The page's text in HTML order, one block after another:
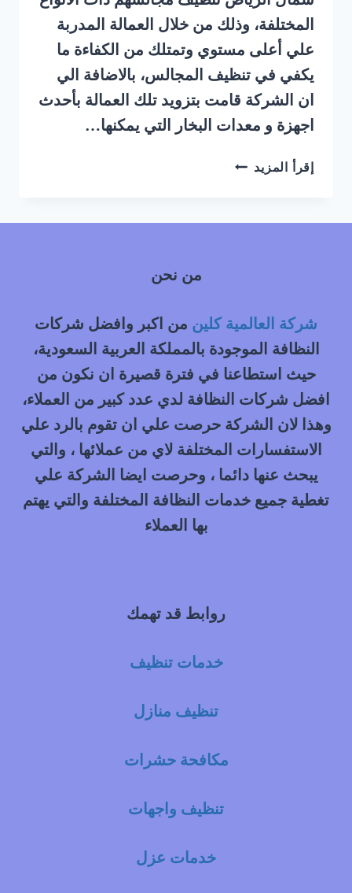
المختلفة، وذلك من خلال العمالة المدربة
علي أعلى مستوي وتمتلك من الكفاءة ما
يكفي في تنظيف المجالس، بالاضافة الي
ان الشركة قامت بتزويد تلك العمالة بأحدث
اجهزة و معدات البخار التي يمكنها…
إقرأ المزيد شركة
بالبخار
من نحن
شركة العالمية كلين من اكبر وافضل شركات
النظافة الموجودة بالمملكة العربية السعودية،
حيث استطاعنا في فترة قصيرة ان نكون من
افضل شركات النظافة لدي عدد كبير من العملاء،
وهذا لان الشركة حرصت علي ان تقوم بالرد علي
الاستفسارات المختلفة لاي من عملائها ، والتي
يبحث عنها دائما ، وحرصت ايضا الشركة علي
تغطية جميع خدمات النظافة المختلفة والتي يهتم
بها العملاء
روابط قد تهمك
خدمات تنظيف
تنظيف منازل
مكافحة حشرات
تنظيف واجهات
خدمات عزل